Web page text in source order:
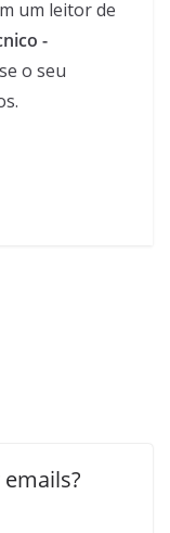
um leitor de
-
o seu